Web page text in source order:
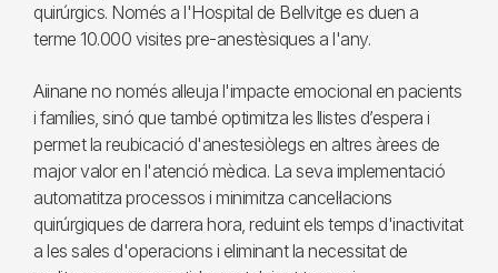
quirúrgics. Només a l'Hospital de Bellvitge es duen a
terme 10.000 visites pre-anestèsiques a l'any.
Aiinane no només alleuja l'impacte emocional en pacients
i famílies, sinó que també optimitza les llistes d’espera i
permet la reubicació d'anestesiòlegs en altres àrees de
major valor en l'atenció mèdica. La seva implementació
automatitza processos i minimitza cancel·lacions
quirúrgiques de darrera hora, reduint els temps d'inactivitat
a les sales d'operacions i eliminant la necessitat de